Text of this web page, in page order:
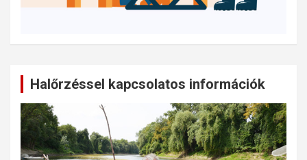
Halőrzéssel kapcsolatos információk